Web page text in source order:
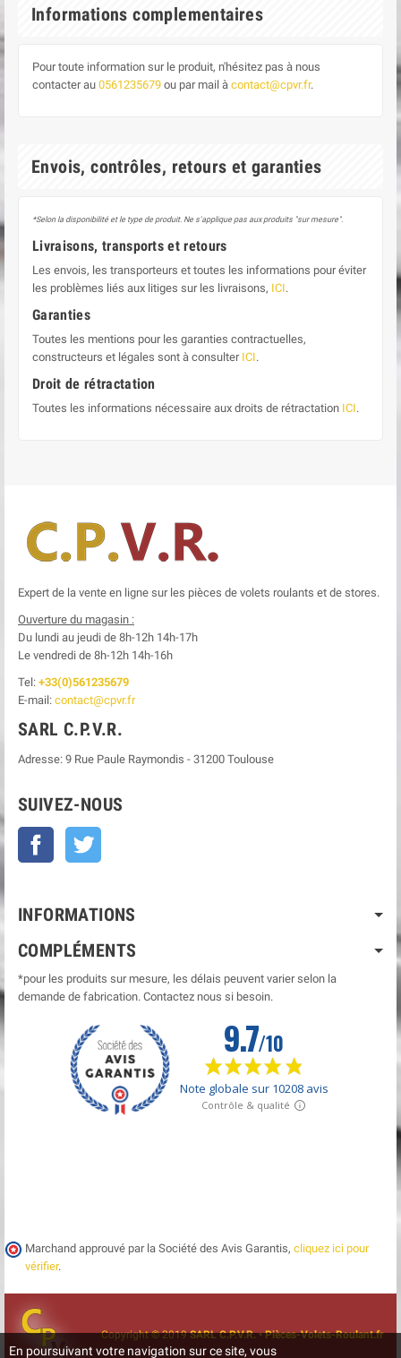
Informations complementaires
Pour toute information sur le produit, n'hésitez pas à nous
contacter au 0561235679 ou par mail à contact@cpvr.fr.
Envois, contrôles, retours et garanties
*Selon la disponibilité et le type de produit. Ne s'applique pas aux produits "sur mesure".
Livraisons, transports et retours
Les envois, les transporteurs et toutes les informations pour éviter
les problèmes liés aux litiges sur les livraisons, ICI.
Garanties
Toutes les mentions pour les garanties contractuelles,
constructeurs et légales sont à consulter ICI.
Droit de rétractation
Toutes les informations nécessaire aux droits de rétractation ICI.
Expert de la vente en ligne sur les pièces de volets roulants et de stores.
Ouverture du magasin :
Du lundi au jeudi de 8h-12h 14h-17h
Le vendredi de 8h-12h 14h-16h
Tel: +33(0)561235679
E-mail: contact@cpvr.fr
SARL C.P.V.R.
Adresse: 9 Rue Paule Raymondis - 31200 Toulouse
SUIVEZ-NOUS
Facebook
INFORMATIONS
COMPLÉMENTS
*pour les produits sur mesure, les délais peuvent varier selon la
demande de fabrication. Contactez nous si besoin.
Marchand approuvé par la Société des Avis Garantis, cliquez ici pour
vérifier.
Copyright © 2019SARL C.P.V.R. • Pièces-Volets-Roulant.fr
En poursuivant votre navigation sur ce site, vous